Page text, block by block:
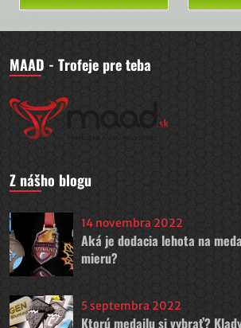
MAAD - Trofeje pre teba
Z nášho blogu
14 novembra 2022
Aká je dodacia lehota na
mieru?
5 septembra 2022
Ktorú medailu si vybrať?